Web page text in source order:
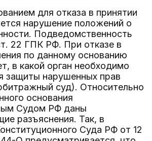
для отказа в принятии
нарушение положений о
Подведомственность
22 ГПК РФ. При отказе в
по данному основанию
в какой орган необходимо
защиты нарушенных прав
суд). Относительно
основания
Судом РФ даны
разъяснения. Так, в
Суда РФ от 12